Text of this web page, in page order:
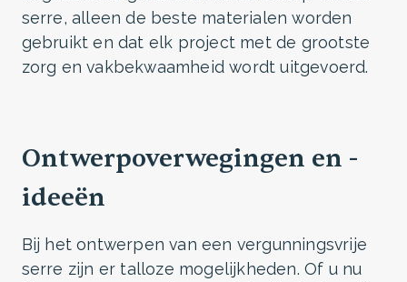
serre, alleen de beste materialen worden
gebruikt en dat elk project met de grootste
zorg en vakbekwaamheid wordt uitgevoerd.
Ontwerpoverwegingen en -
ideeën
Bij het ontwerpen van een vergunningsvrije
serre zijn er talloze mogelijkheden. Of u nu